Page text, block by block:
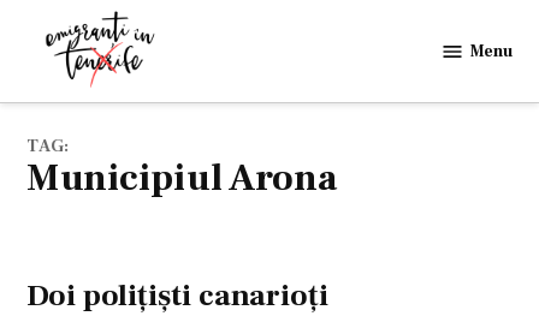
in
Menu
TAG:
municipiul Arona
Doi poliţişti canarioţi